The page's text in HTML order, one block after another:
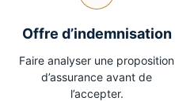
Offre d’indemnisation
Faire analyser une proposition
d’assurance avant de
l’accepter.